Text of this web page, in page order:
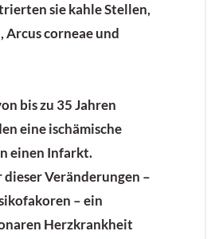
sie kahle Stellen,
Arcus corneae und
bis zu 35 Jahren
eine ischämische
einen Infarkt.
dieser Veränderungen –
– ein
Herzkrankheit